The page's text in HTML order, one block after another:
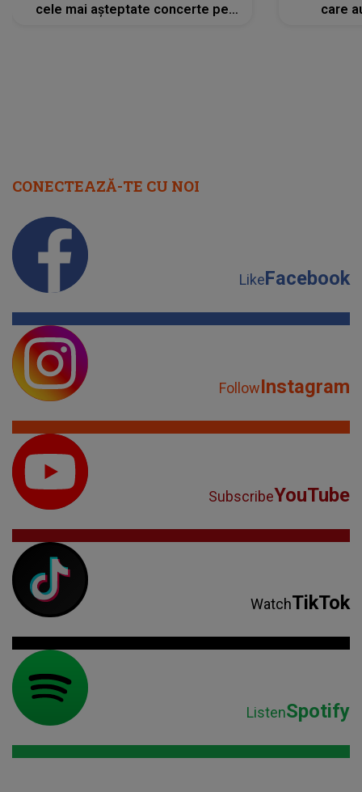
cele mai așteptate concerte pe
care
CONECTEAZĂ-TE CU NOI
LikeFacebook
FollowInstagram
SubscribeYouTube
WatchTikTok
ListenSpotify